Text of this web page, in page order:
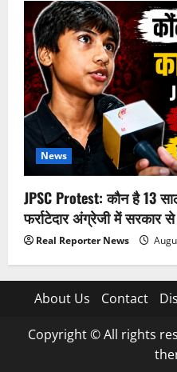
News
JPSC Protest: कौन है 13
फर्राटेदार अंग्रेजी में
Real Reporter News
About Us Contact
Copyright © All rights